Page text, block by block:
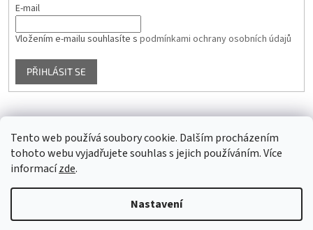
Tento web používá soubory cookie. Dalším procházením
tohoto webu vyjadřujete souhlas s jejich používáním. Více
informacízde.
Nastavení
E-mail
Vložením e-mailu souhlasíte s podmínkami ochrany osobních údajů
PŘIHLÁSIT SE
Facebook